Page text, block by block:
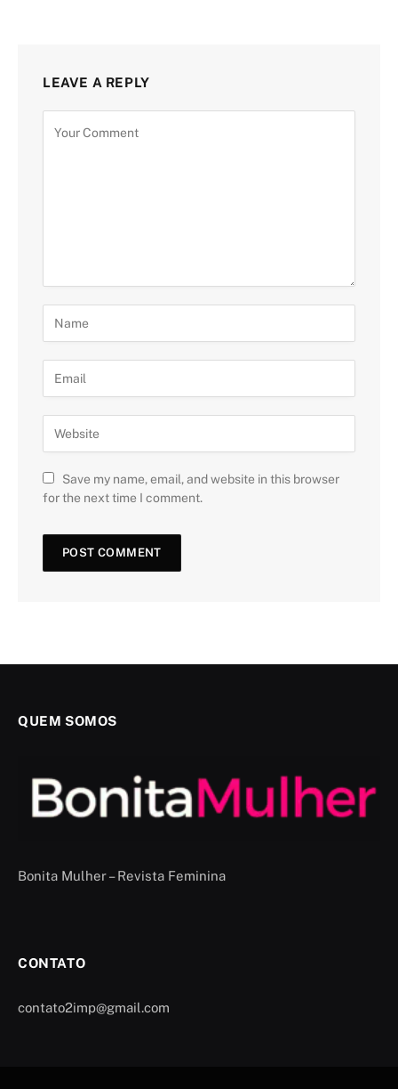
LEAVE A REPLY
Save my name, email, and website in this browser
for the next time I comment.
QUEM SOMOS
Bonita Mulher – Revista Feminina
CONTATO
contato2imp@gmail.com